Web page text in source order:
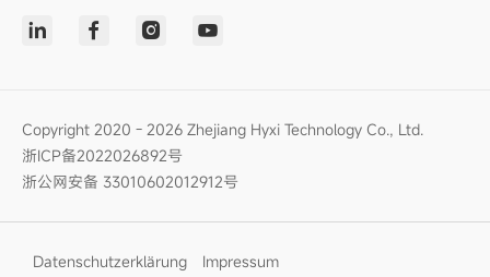
Copyright 2020 - 2026 Zhejiang Hyxi Technology Co., Ltd.
浙ICP备2022026892号
浙公网安备 33010602012912号
Datenschutzerklärung Impressum